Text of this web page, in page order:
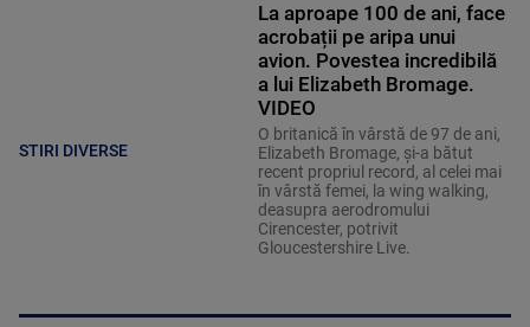
STIRI DIVERSE
La aproape 100 de ani, face
acrobații pe aripa unui
avion. Povestea incredibilă
a lui Elizabeth Bromage.
VIDEO
O britanică în vârstă de 97 de ani,
Elizabeth Bromage, şi-a bătut
recent propriul record, al celei mai
în vârstă femei, la wing walking,
deasupra aerodromului
Cirencester, potrivit
Gloucestershire Live.